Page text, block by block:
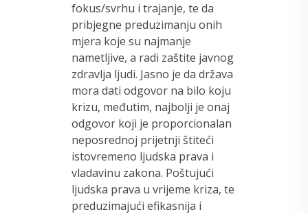
fokus/svrhu i trajanje, te da
pribjegne preduzimanju onih
mjera koje su najmanje
nametljive, a radi zaštite javnog
zdravlja ljudi. Jasno je da država
mora dati odgovor na bilo koju
krizu, međutim, najbolji je onaj
odgovor koji je proporcionalan
neposrednoj prijetnji štiteći
istovremeno ljudska prava i
vladavinu zakona. Poštujući
ljudska prava u vrijeme kriza, te
preduzimajući efikasnija i